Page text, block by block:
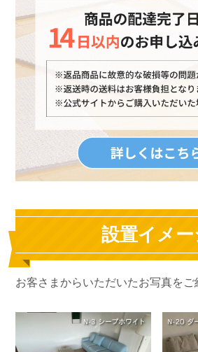
設置イメー
お客さまからいただいたお写真をご